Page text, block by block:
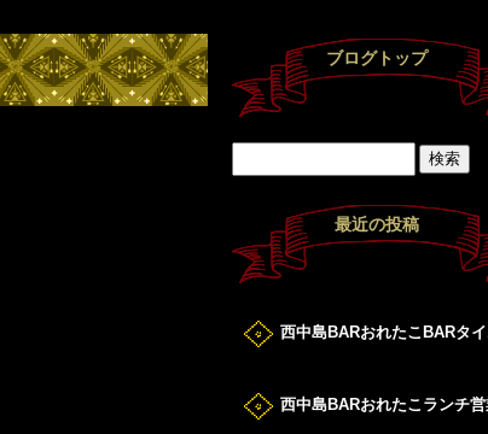
ブログトップ
最近の投稿